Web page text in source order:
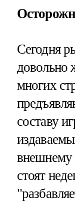
Сегодня
довольно
многих
составу
внешнему
стоят